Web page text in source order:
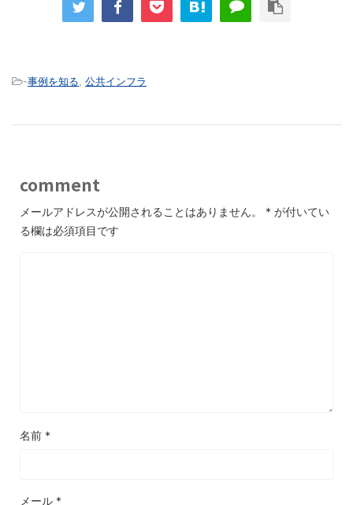
-事例を知る 公共インフラ
comment
メールアドレスが公開されることはありません。 * が付いてい
る欄は必須項目です
名前 *
メール *